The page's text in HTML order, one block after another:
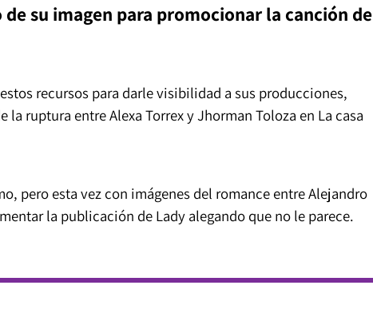
de su imagen para promocionar la canción de
recursos para darle visibilidad a sus producciones,
ruptura entre Alexa Torrex y Jhorman Toloza en La casa
pero esta vez con imágenes del romance entre Alejandro
la publicación de Lady alegando que no le parece.